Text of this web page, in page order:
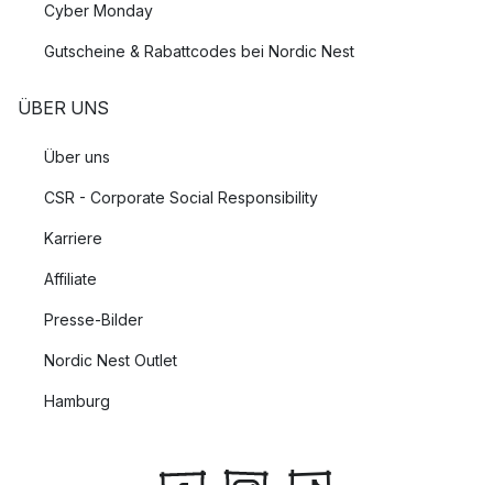
Cyber Monday
Gutscheine & Rabattcodes bei Nordic Nest
ÜBER UNS
Über uns
CSR - Corporate Social Responsibility
Karriere
Affiliate
Presse-Bilder
Nordic Nest Outlet
Hamburg